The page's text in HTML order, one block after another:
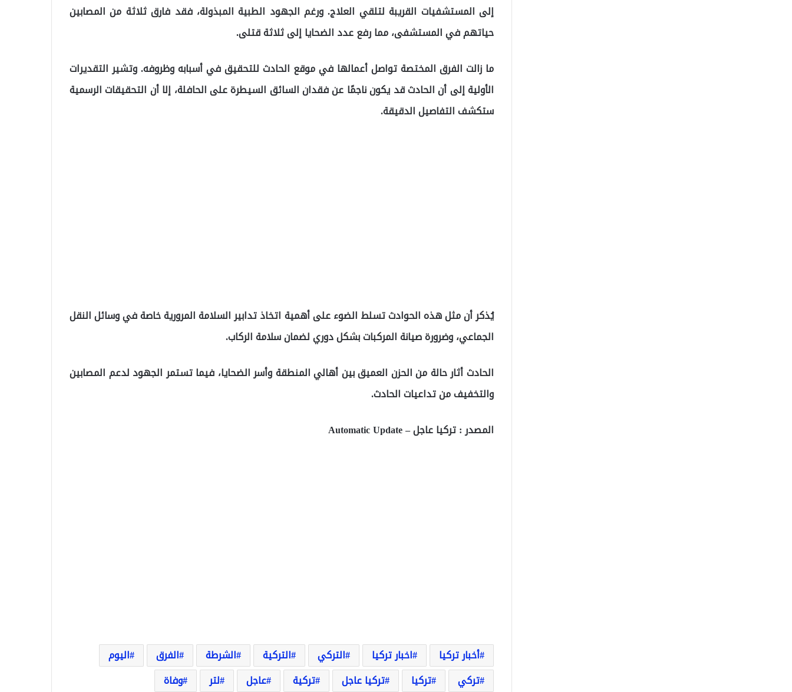
إلى المستشفيات القريبة لتلقي العلاج. ورغم الجهود الطبية المبذولة، فقد فارق ثلاثة من المصابين
حياتهم في المستشفى، مما رفع عدد الضحايا إلى ثلاثة قتلى.
ما زالت الفرق المختصة تواصل أعمالها في موقع الحادث للتحقيق في أسبابه وظروفه. وتشير التقديرات
الأولية إلى أن الحادث قد يكون ناجمًا عن فقدان السائق السيطرة على الحافلة، إلا أن التحقيقات الرسمية
ستكشف التفاصيل الدقيقة.
يُذكر أن مثل هذه الحوادث تسلط الضوء على أهمية اتخاذ تدابير السلامة المرورية خاصة في وسائل النقل
الجماعي، وضرورة صيانة المركبات بشكل دوري لضمان سلامة الركاب.
الحادث أثار حالة من الحزن العميق بين أهالي المنطقة وأسر الضحايا، فيما تستمر الجهود لدعم المصابين
والتخفيف من تداعيات الحادث.
المصدر : تركيا عاجل – Automatic Update
أخبار تركيا اخبار تركيا التركي التركية الشرطة الفرق
اليوم
تركي
تركيا تركيا عاجل تركية عاجل لتر وفاة